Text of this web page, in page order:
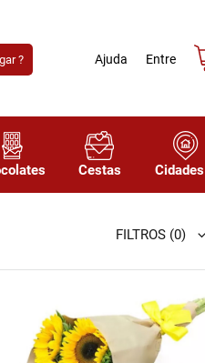
? Entre
Ajuda
Cestas Cidades
FILTROS (0)